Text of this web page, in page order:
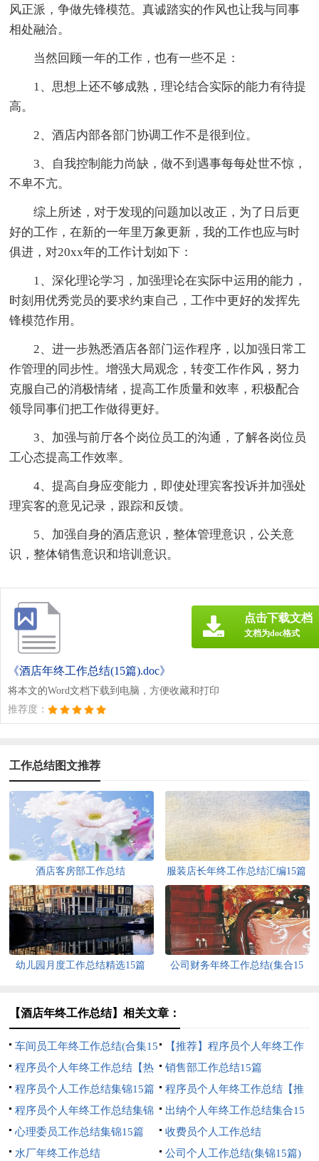
风正派，争做先锋模范。真诚踏实的作风也让我与同事
相处融洽。
当然回顾一年的工作，也有一些不足：
1、思想上还不够成熟，理论结合实际的能力有待提
高。
2、酒店内部各部门协调工作不是很到位。
3、自我控制能力尚缺，做不到遇事每每处世不惊，
不卑不亢。
综上所述，对于发现的问题加以改正，为了日后更
好的工作，在新的一年里万象更新，我的工作也应与时
俱进，对20xx年的工作计划如下：
1、深化理论学习，加强理论在实际中运用的能力，
时刻用优秀党员的要求约束自己，工作中更好的发挥先
锋模范作用。
2、进一步熟悉酒店各部门运作程序，以加强日常工
作管理的同步性。增强大局观念，转变工作作风，努力
克服自己的消极情绪，提高工作质量和效率，积极配合
领导同事们把工作做得更好。
3、加强与前厅各个岗位员工的沟通，了解各岗位员
工心态提高工作效率。
4、提高自身应变能力，即使处理宾客投诉并加强处
理宾客的意见记录，跟踪和反馈。
5、加强自身的酒店意识，整体管理意识，公关意
识，整体销售意识和培训意识。
《酒店年终工作总结(15篇).doc》
将本文的Word文档下载到电脑，方便收藏和打印
推荐度：
点击下载文档
文档为doc格式
工作总结图文推荐
酒店客房部工作总结 服装店长年终工作总结汇编15篇
幼儿园月度工作总结精选15篇
公司财务年终工作总结(集合15
【酒店年终工作总结】相关文章：
车间员工年终工作总结(合集15
篇)
【推荐】程序员个人年终工作
总结
程序员个人年终工作总结【热
门】
销售部工作总结15篇
程序员个人工作总结集锦15篇
程序员个人年终工作总结【推
荐】
程序员个人年终工作总结集锦
15篇
出纳个人年终工作总结集合15
篇
心理委员工作总结集锦15篇
收费员个人工作总结
水厂年终工作总结
公司个人工作总结(集锦15篇)